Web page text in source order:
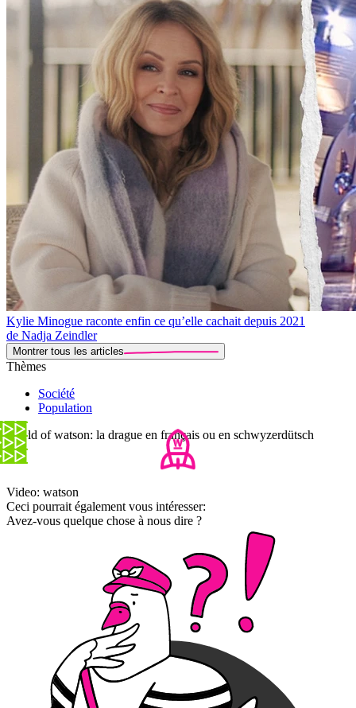
Kylie Minogue raconte enfin ce qu’elle cachait depuis 2021
de Nadja Zeindler
Montrer tous les articles
Thèmes
Société
Population
World of watson: la drague en français ou en schwyzerdütsch
Video: watson
Ceci pourrait également vous intéresser:
Avez-vous quelque chose à nous dire ?